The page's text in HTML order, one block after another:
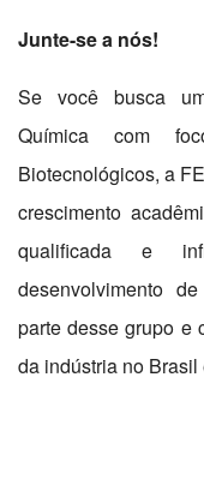
Junte-se a nós!
Se você busca
Química com
Biotecnológicos, a
crescimento
qualificada e
desenvolvimento
parte desse grupo e
da indústria no Brasil